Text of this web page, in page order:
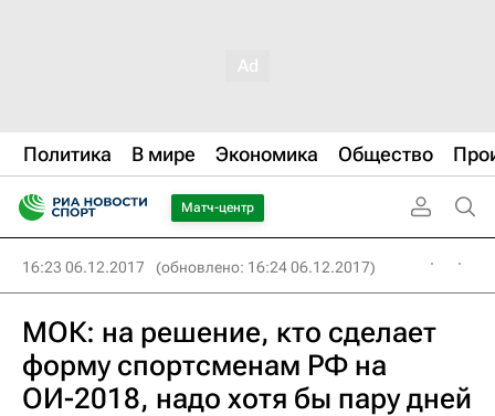
Политика В мире Экономика Общество
Матч-центр
16:23 06.12.2017 (обновлено: 16:24 06.12.2017)
МОК: на решение, кто сделает
форму спортсменам РФ на
ОИ-2018, надо хотя бы пару дней